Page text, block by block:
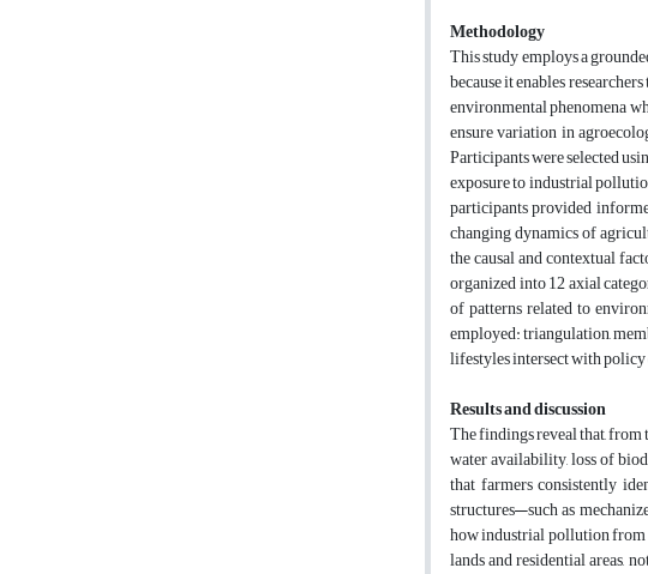
Methodology
This study employs a
because it enables
environmental phenomena
ensure variation in
Participants were selected
exposure to industrial
participants provided
changing dynamics of
the causal and contextual
organized into 12 axial
of patterns related to
employed: triangulation,
lifestyles intersect with
Results and discussion
The findings reveal that,
water availability, loss of
that farmers consistently
structures—such as
how industrial pollution from
lands and residential areas,